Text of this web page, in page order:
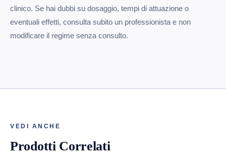
clinico. Se hai dubbi su dosaggio, tempi di attuazione o
eventuali effetti, consulta subito un professionista e non
modificare il regime senza consulto.
VEDI ANCHE
Prodotti Correlati